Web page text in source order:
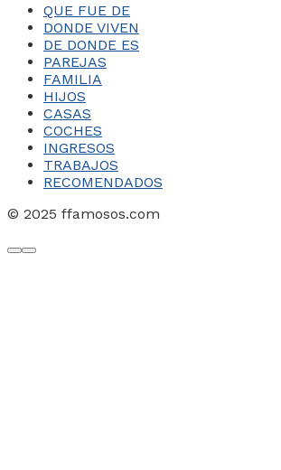
QUE FUE DE
DONDE VIVEN
DE DONDE ES
PAREJAS
FAMILIA
HIJOS
CASAS
COCHES
INGRESOS
TRABAJOS
RECOMENDADOS
© 2025 ffamosos.com